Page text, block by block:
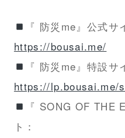
『 防災me』公式サ
https://bousai.me/
『 防災me』特設サ
https://lp.bousai.me/
『 SONG OF THE
ト：